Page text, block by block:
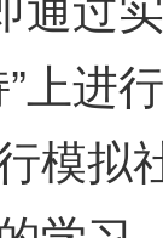
上进
模拟